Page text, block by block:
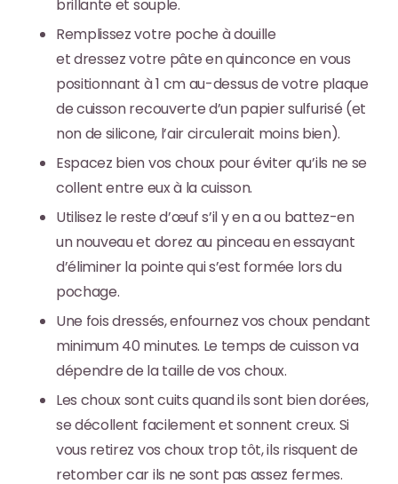
brillante et souple.
Remplissez votre poche à douille
et dressezvotre pâte en quinconce en vous
positionnant à 1 cm au-dessus de votre plaque
de cuisson recouverte d’un papier sulfurisé (et
non de silicone, l’air circulerait moins bien).
Espacez bien vos choux pour éviter qu’ils ne se
collent entre eux à la cuisson.
Utilisez le reste d’œuf s’il y en a ou battez-en
un nouveau et dorez au pinceauen essayant
d’éliminer la pointe qui s’est formée lors du
pochage.
Une fois dressés,enfournez vos choux pendant
minimum 40 minutes. Le temps de cuisson va
dépendre de la taille de vos choux.
Les choux sont cuits quand ils sont biendorées,
se décollent facilement et sonnent creux. Si
vous retirez vos choux trop tôt, ils risquent de
retomber car ils ne sont pas assez fermes.